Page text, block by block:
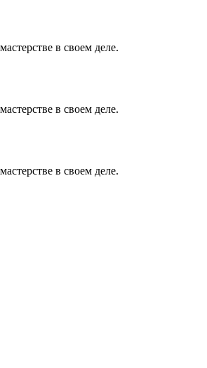
в своем деле.
в своем деле.
в своем деле.